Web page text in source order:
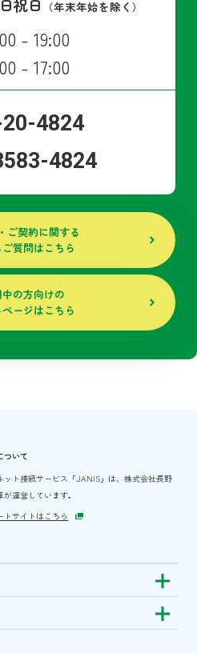
祝日 （年末年始を除く）
- 19:00
- 17:00
4824
4824
ご契約に関する
質問はこちら
中の方向けの
ージはこちら
ついて
ット接続サービス「JANIS」は、株式会社長野
運営しています。
トサイトはこちら
Show
Show